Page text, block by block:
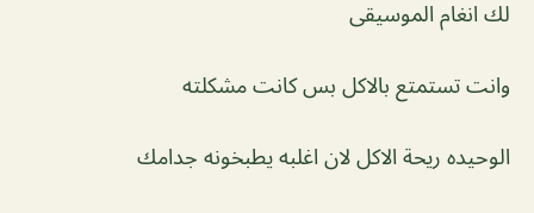
لك انغام الموسيقى
وانت تستمتع بالاكل بس كانت مشكلته
الوحيده ريحة الاكل لان اغلبه يطبخونه جدامك